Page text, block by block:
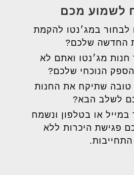
לשמוע מכם
במג׳נטו להקמת
החדשה שלכם?
מג׳נטו ואתם לא
הנוכחי שלכם?
טובה שתיקח את החנות
לשלב הבא?
במייל או בטלפון ונשמח
פגישת היכרות ללא
התחייבות.